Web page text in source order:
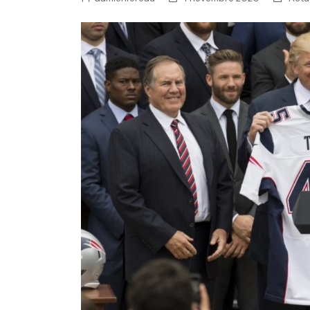
NFL – Power Rankings
Pronostics et paris NFL
Super Bowl LIX
Histoire et Légendes